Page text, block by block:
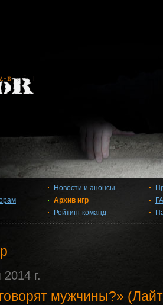
Новости и анонсы
Архив игр
Рейтинг команд
г.
мужчины?»